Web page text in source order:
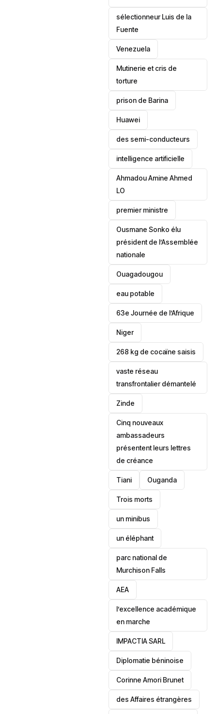
sélectionneur Luis de la
Fuente
‎Venezuela
Mutinerie et cris de
torture
prison de Barina
Huawei
des semi-conducteurs
intelligence artificielle
Ahmadou Amine Ahmed
LO
premier ministre
Ousmane Sonko élu
président de l’Assemblée
nationale
‎Ouagadougou
eau potable
63e Journée de l’Afrique
‎Niger
268 kg de cocaïne saisis
vaste réseau
transfrontalier démantelé
Zinde
Cinq nouveaux
ambassadeurs
présentent leurs lettres
de créance
Tiani ‎Ouganda
Trois morts
un minibus
un éléphant
parc national de
Murchison Falls
AEA
l’excellence académique
en marche
IMPACTIA SARL
‎Diplomatie béninoise
Corinne Amori Brunet
des Affaires étrangères